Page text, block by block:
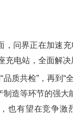
问界正在加速充
充电站，全面解决
质共检”，再到“
造等环节的强
也有望在竞争